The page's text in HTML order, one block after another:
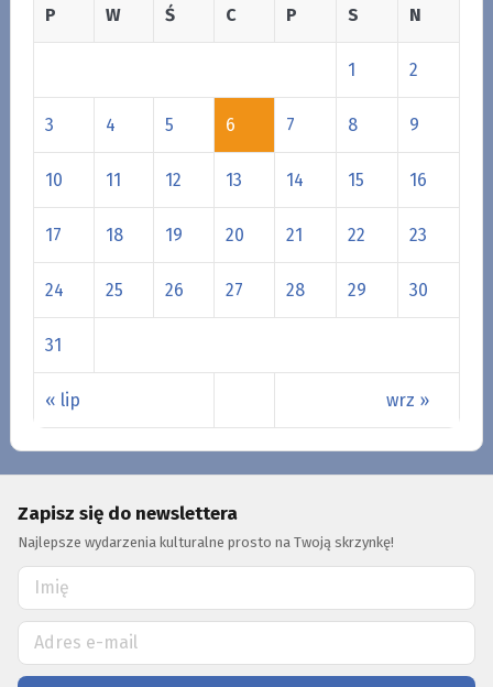
P W Ś C P S N
« lip wrz »
1 2
3 4 5 6 7 8 9
10 11 12 13 14 15 16
17 18 19 20 21 22 23
24 25 26 27 28 29 30
31
Zapisz się do newslettera
Najlepsze wydarzenia kulturalne prosto na Twoją skrzynkę!